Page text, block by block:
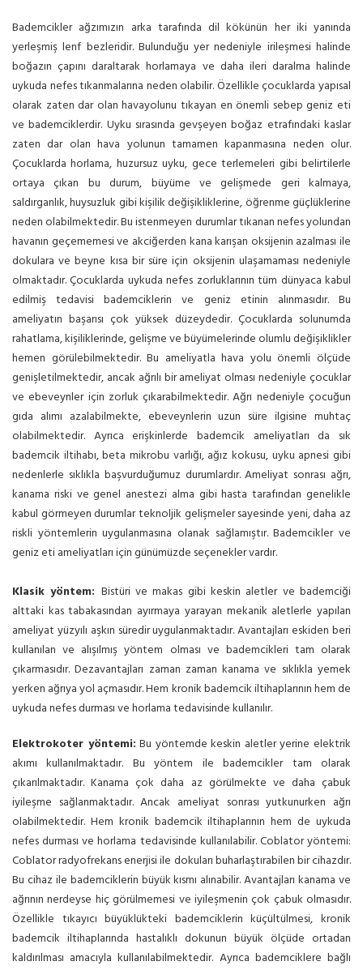
TEDAVİSİ
Bademcikler ağzımızın arka tarafında dil kökünün her iki yanında
yerleşmiş lenf bezleridir. Bulunduğu yer nedeniyle irileşmesi halinde
boğazın çapını daraltarak horlamaya ve daha ileri daralma halinde
uykuda nefes tıkanmalarına neden olabilir. Özellikle çocuklarda yapısal
olarak zaten dar olan havayolunu tıkayan en önemli sebep geniz eti
ve bademciklerdir. Uyku sırasında gevşeyen boğaz etrafındaki kaslar
zaten dar olan hava yolunun tamamen kapanmasına neden olur.
Çocuklarda horlama, huzursuz uyku, gece terlemeleri gibi belirtilerle
ortaya çıkan bu durum, büyüme ve gelişmede geri kalmaya,
saldırganlık, huysuzluk gibi kişilik değişikliklerine, öğrenme güçlüklerine
neden olabilmektedir. Bu istenmeyen durumlar tıkanan nefes yolundan
havanın geçememesi ve akciğerden kana karışan oksijenin azalması ile
dokulara ve beyne kısa bir süre için oksijenin ulaşamaması nedeniyle
olmaktadır. Çocuklarda uykuda nefes zorluklarının tüm dünyaca kabul
edilmiş tedavisi bademciklerin ve geniz etinin alınmasıdır. Bu
ameliyatın başarısı çok yüksek düzeydedir. Çocuklarda solunumda
rahatlama, kişiliklerinde, gelişme ve büyümelerinde olumlu değişiklikler
hemen görülebilmektedir. Bu ameliyatla hava yolu önemli ölçüde
genişletilmektedir, ancak ağrılı bir ameliyat olması nedeniyle çocuklar
ve ebeveynler için zorluk çıkarabilmektedir. Ağrı nedeniyle çocuğun
gıda alımı azalabilmekte, ebeveynlerin uzun süre ilgisine muhtaç
olabilmektedir. Ayrıca erişkinlerde bademcik ameliyatları da sık
bademcik iltihabı, beta mikrobu varlığı, ağız kokusu, uyku apnesi gibi
nedenlerle sıklıkla başvurduğumuz durumlardır. Ameliyat sonrası ağrı,
kanama riski ve genel anestezi alma gibi hasta tarafından genelikle
kabul görmeyen durumlar teknoljik gelişmeler sayesinde yeni, daha az
riskli yöntemlerin uygulanmasına olanak sağlamıştır. Bademcikler ve
geniz eti ameliyatları için günümüzde seçenekler vardır.
Klasik yöntem: Bistüri ve makas gibi keskin aletler ve bademciği
alttaki kas tabakasından ayırmaya yarayan mekanik aletlerle yapılan
ameliyat yüzyılı aşkın süredir uygulanmaktadır. Avantajları eskiden beri
kullanılan ve alışılmış yöntem olması ve bademcikleri tam olarak
çıkarmasıdır. Dezavantajları zaman zaman kanama ve sıklıkla yemek
yerken ağrıya yol açmasıdır. Hem kronik bademcik iltihaplarının hem de
uykuda nefes durması ve horlama tedavisinde kullanılır.
Elektrokoter yöntemi: Bu yöntemde keskin aletler yerine elektrik
akımı kullanılmaktadır. Bu yöntem ile bademcikler tam olarak
çıkarılmaktadır. Kanama çok daha az görülmekte ve daha çabuk
iyileşme sağlanmaktadır. Ancak ameliyat sonrası yutkunurken ağrı
olabilmektedir. Hem kronik bademcik iltihaplarının hem de uykuda
nefes durması ve horlama tedavisinde kullanılabilir. Coblator yöntemi:
Coblator radyofrekans enerjisi ile dokuları buharlaştırabilen bir cihazdır.
Bu cihaz ile bademciklerin büyük kısmı alınabilir. Avantajları kanama ve
ağrının nerdeyse hiç görülmemesi ve iyileşmenin çok çabuk olmasıdır.
Özellikle tıkayıcı büyüklükteki bademciklerin küçültülmesi, kronik
bademcik iltihaplarında hastalıklı dokunun büyük ölçüde ortadan
kaldırılması amacıyla kullanılabilmektedir. Ayrıca bademciklere bağlı